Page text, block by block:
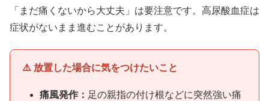
「まだ痛くないから大丈夫」は要注意です。高尿酸血症は
症状がないまま進むことがあります。
⚠️ 放置した場合に気をつけたいこと
痛風発作： 足の親指の付け根などに突然強い痛